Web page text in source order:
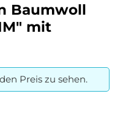
Baumwoll
mit
Preis zu sehen.